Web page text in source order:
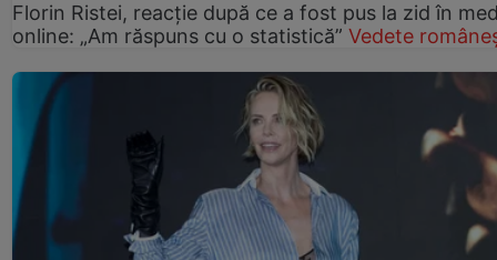
Florin Ristei, reacție după ce a fost pus la zid în
online: „Am răspuns cu o statistică” Vedete